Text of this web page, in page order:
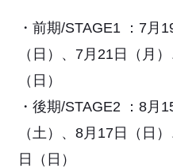
・前期/STAGE1 ：7月
（日）、7月21日（月
（日）
・後期/STAGE2 ：8月
（土）、8月17日（日
日（日）